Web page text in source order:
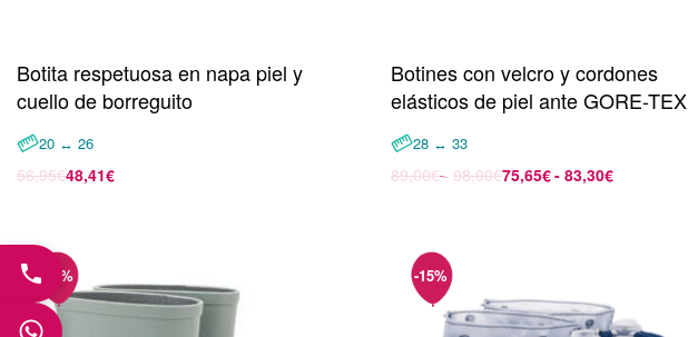
Botita respetuosa en napa piel y
cuello de borreguito
20 ↔ 26
56,95€48,41€
Botines con velcro y cordones
elásticos de piel ante GORE-TEX
28 ↔ 33
89,00€ 98,00€75,65€ 83,30€